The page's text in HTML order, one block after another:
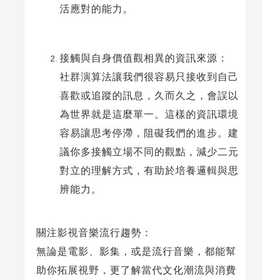
活應對的能力。
接觸與自身價值觀相異的資訊來源：
社群演算法讓我們很容易只接收到自己
喜歡或追蹤的訊息，久而久之，會誤以
為世界就是這麼單一。這樣的資訊環境
容易讓思考停滯，阻礙我們的進步。建
議你多接觸立場不同的觀點，減少二元
對立的理解方式，有助於培養邏輯與思
辨能力。
關注影視音樂流行趨勢：
無論是電影、影集，或是流行音樂，都能幫
助你拓展視野，更了解當代文化潮流與消費